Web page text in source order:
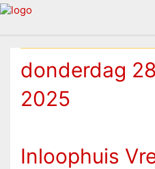
donderdag
2025
Inloophuis